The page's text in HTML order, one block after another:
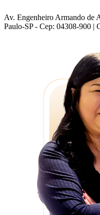
Av. Engenheiro Armando de
Paulo-SP - Cep: 04308-900 |